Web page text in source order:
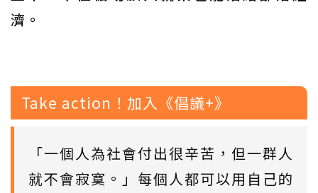
濟。
Take action！加入《倡議+》
「一個人為社會付出很辛苦，但一群人
就不會寂寞。」每個人都可以用自己的